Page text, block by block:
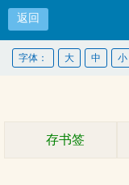
返回
字体： 大 中 小
存书签